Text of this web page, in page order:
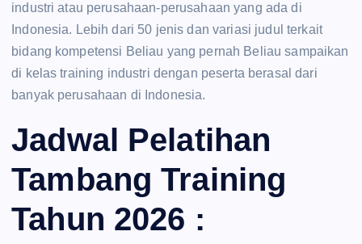
industri atau perusahaan-perusahaan yang ada di
Indonesia. Lebih dari 50 jenis dan variasi judul terkait
bidang kompetensi Beliau yang pernah Beliau sampaikan
di kelas training industri dengan peserta berasal dari
banyak perusahaan di Indonesia.
Jadwal Pelatihan
Tambang Training
Tahun 2026 :